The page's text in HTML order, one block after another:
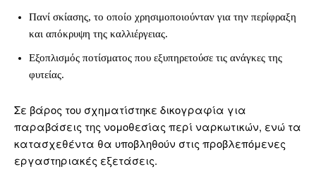
Πανί σκίασης, το οποίο χρησιμοποιούνταν για την περίφραξη
και απόκρυψη της καλλιέργειας.
Εξοπλισμός ποτίσματος που εξυπηρετούσε τις ανάγκες της
φυτείας.
Σε βάρος του σχηματίστηκε δικογραφία για
παραβάσεις της νομοθεσίας περί ναρκωτικών, ενώ τα
κατασχεθέντα θα υποβληθούν στις προβλεπόμενες
εργαστηριακές εξετάσεις.